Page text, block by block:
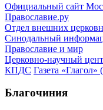
Официальный сайт
Православие.ру
Отдел внешних
Синодальный
Православие и мир
Церковно-научный
КПДС Газета «Глагол»
Благочиния